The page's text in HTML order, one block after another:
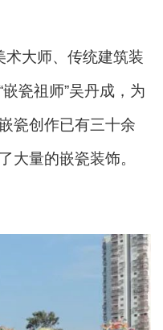
大师、传统建筑装
瓷祖师”吴丹成，为
瓷创作已有三十余
大量的嵌瓷装饰。